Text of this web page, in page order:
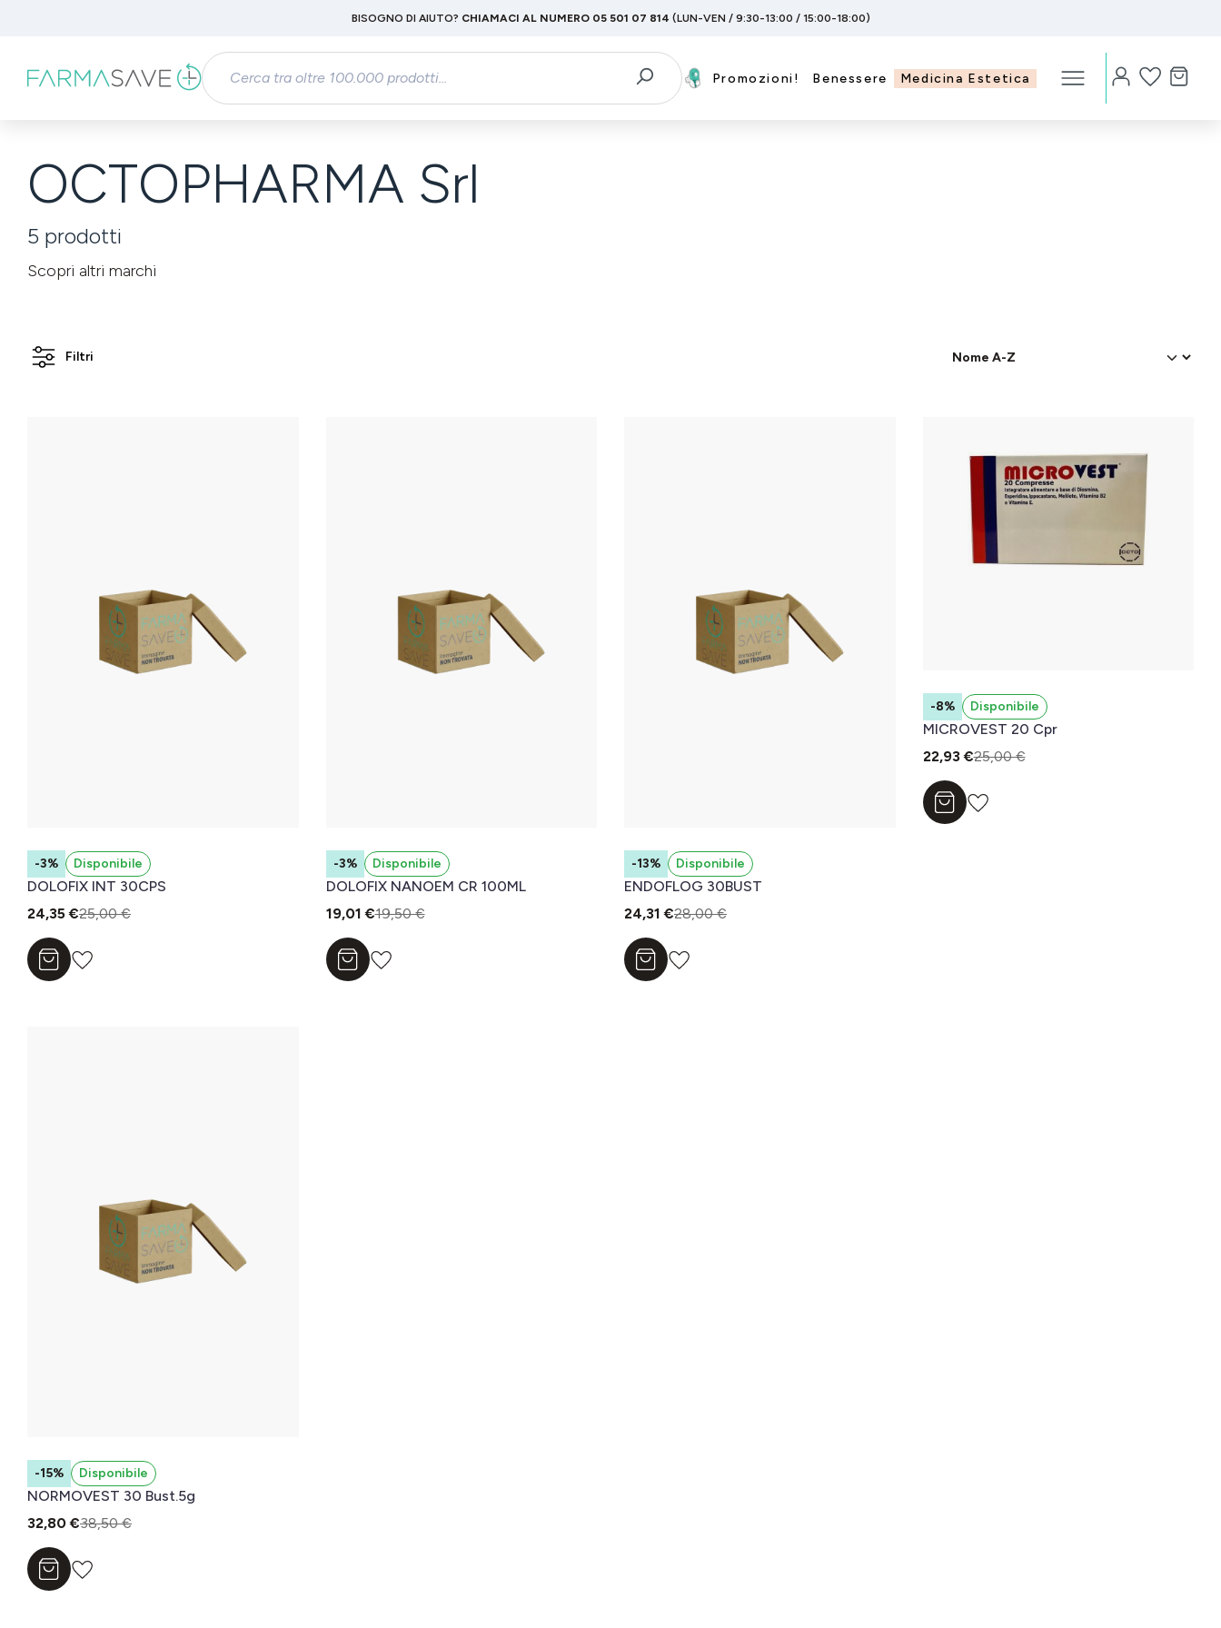
Passa alla navigazione principale
BISOGNO DI AIUTO? CHIAMACI AL NUMERO 05 501 07 814 (LUN-VEN / 9:30-13:00 / 15:00-18:00)
Promozioni! Benessere Medicina Estetica
OCTOPHARMA Srl
5 prodotti
Scopri altri marchi
Filtri
-3% Disponibile
DOLOFIX INT 30CPS
24,35 €25,00 €
Aggiungi al carrello
-3% Disponibile
DOLOFIX NANOEM CR 100ML
19,01 €19,50 €
Aggiungi al carrello
-13% Disponibile
ENDOFLOG 30BUST
24,31 €28,00 €
Aggiungi al carrello
-8% Disponibile
MICROVEST 20 Cpr
22,93 €25,00 €
Aggiungi al carrello
-15% Disponibile
NORMOVEST 30 Bust.5g
32,80 €38,50 €
Aggiungi al carrello